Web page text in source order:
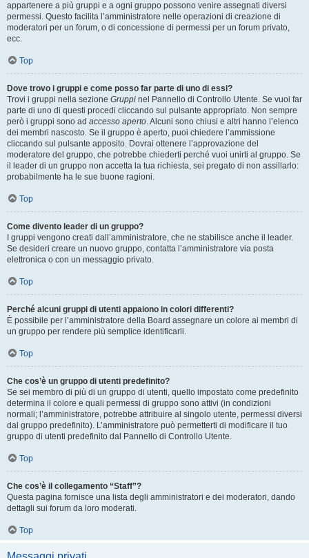
appartenere a più gruppi e a ogni gruppo possono venire assegnati diversi
permessi. Questo facilita l’amministratore nelle operazioni di creazione di
moderatori per un forum, o di concessione di permessi per un forum privato,
ecc.
Top
Dove trovo i gruppi e come posso far parte di uno di essi?
Trovi i gruppi nella sezione Gruppi nel Pannello di Controllo Utente. Se vuoi far
parte di uno di questi procedi cliccando sul pulsante appropriato. Non sempre
però i gruppi sono ad accesso aperto. Alcuni sono chiusi e altri hanno l’elenco
dei membri nascosto. Se il gruppo è aperto, puoi chiedere l’ammissione
cliccando sul pulsante apposito. Dovrai ottenere l’approvazione del
moderatore del gruppo, che potrebbe chiederti perché vuoi unirti al gruppo. Se
il leader di un gruppo non accetta la tua richiesta, sei pregato di non assillarlo:
probabilmente ha le sue buone ragioni.
Top
Come divento leader di un gruppo?
I gruppi vengono creati dall’amministratore, che ne stabilisce anche il leader.
Se desideri creare un nuovo gruppo, contatta l’amministratore via posta
elettronica o con un messaggio privato.
Top
Perché alcuni gruppi di utenti appaiono in colori differenti?
È possibile per l’amministratore della Board assegnare un colore ai membri di
un gruppo per rendere più semplice identificarli.
Top
Che cos’è un gruppo di utenti predefinito?
Se sei membro di più di un gruppo di utenti, quello impostato come predefinito
determina il colore e quali permessi di gruppo sono attivi (in condizioni
normali; l’amministratore, potrebbe attribuire al singolo utente, permessi diversi
dal gruppo predefinito). L’amministratore può permetterti di modificare il tuo
gruppo di utenti predefinito dal Pannello di Controllo Utente.
Top
Che cos’è il collegamento “Staff”?
Questa pagina fornisce una lista degli amministratori e dei moderatori, dando
dettagli sui forum da loro moderati.
Top